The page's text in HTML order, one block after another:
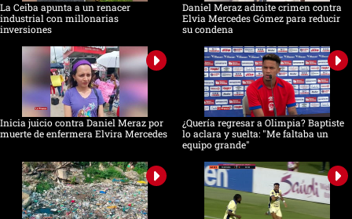
La Ceiba apunta a un renacer
industrial con millonarias
inversiones
Daniel Meraz admite crimen contra
Elvia Mercedes Gómez para reducir
su condena
Inicia juicio contra Daniel Meraz por
muerte de enfermera Elvira Mercedes
¿Quería regresar a Olimpia? Baptiste
lo aclara y suelta: "Me faltaba un
equipo grande"